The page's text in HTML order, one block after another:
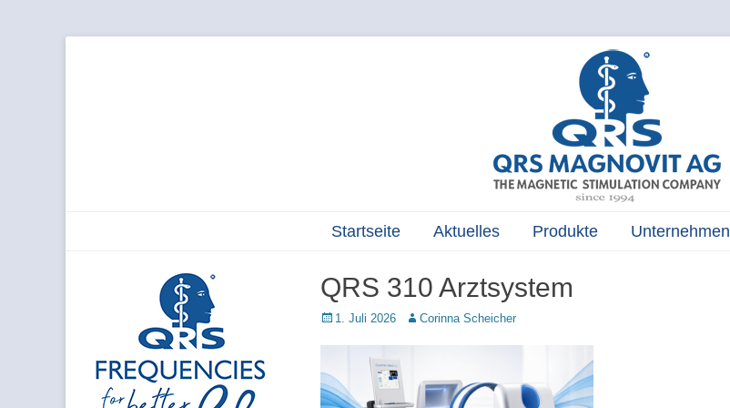
MAGNOVIT
AG
The Magnetic Stimulation Company
Startseite Aktuelles Produkte Unternehmen
QRS 310 Arztsystem
Veröffentlicht
1. Juli 2026 AutorCorinna Scheicher